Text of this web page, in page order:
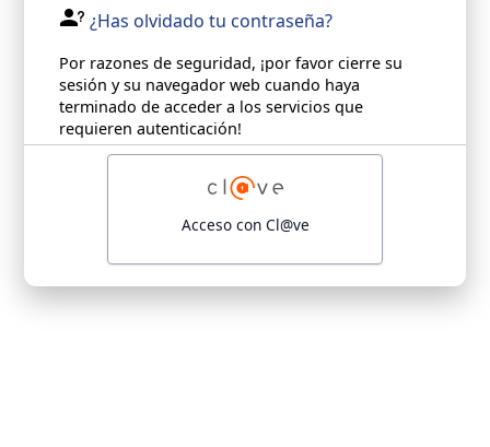
¿Has olvidado tu contraseña?
Por razones de seguridad, ¡por favor cierre su
sesión y su navegador web cuando haya
terminado de acceder a los servicios que
requieren autenticación!